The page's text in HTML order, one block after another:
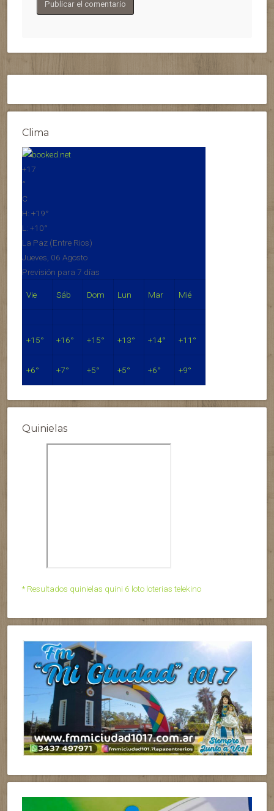
Clima
+17
°
C
H: +19°
L: +10°
La Paz (Entre Rios)
Jueves, 06 Agosto
Previsión para 7 días
Vie Sáb Dom Lun Mar Mié
+15° +16° +15° +13° +14° +11°
+6° +7° +5° +5° +6° +9°
Quinielas
* Resultados quinielas quini 6 loto loterias telekino